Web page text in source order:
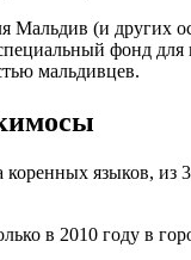
Мальдив (и других
фонд
мальдивцев.
языков,
в 2010 году в